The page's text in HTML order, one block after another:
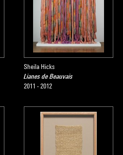
Sheila Hicks
Lianes de Beauvais
2011 - 2012